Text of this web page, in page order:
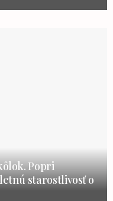
Popri
starostlivosť o